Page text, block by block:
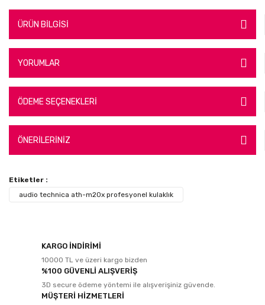
ÜRÜN BİLGİSİ
YORUMLAR
ÖDEME SEÇENEKLERİ
ÖNERİLERİNİZ
Etiketler :
audio technica ath-m20x profesyonel kulaklık
KARGO İNDİRİMİ
10000 TL ve üzeri kargo bizden
%100 GÜVENLİ ALIŞVERİŞ
3D secure ödeme yöntemi ile alışverişiniz güvende.
MÜŞTERİ HİZMETLERİ